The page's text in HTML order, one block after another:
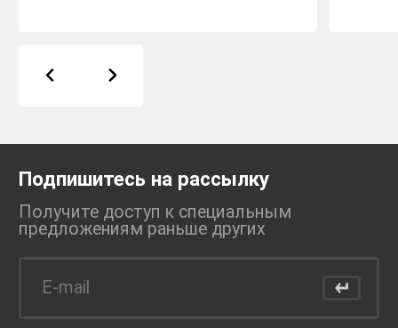
Подпишитесь на рассылку
Получите доступ к специальным
предложениям раньше других